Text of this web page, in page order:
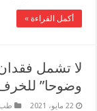
أكمل القراءة »
لا تشمل فقدان
وضوحا”
22 مايو، 2021 طب